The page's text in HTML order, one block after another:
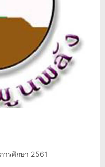
รศึกษา 2561